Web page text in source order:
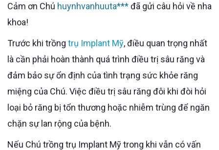
Cảm ơn Chú huynhvanhuuta***đã gửi câu hỏi về nha
khoa!
Trước khi trồng trụ Implant Mỹ, điều quan trọng nhất
là cần phải hoàn thành quá trình điều trị sâu răng và
đảm bảo sự ổn định của tình trạng sức khỏe răng
miệng của Chú. Việc điều trị sâu răng đôi khi đòi hỏi
loại bỏ răng bị tổn thương hoặc nhiễm trùng để ngăn
chặn sự lan rộng của bệnh.
Nếu Chú trồng trụ Implant Mỹ trong khi vẫn có vấn